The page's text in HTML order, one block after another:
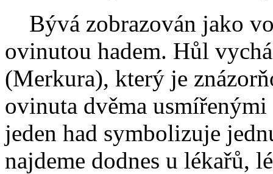
Bývá zobrazován jako
ovinutou hadem. Hůl
(Merkura), který je
ovinuta dvěma
jeden had symbolizuje
najdeme dodnes u lékařů,